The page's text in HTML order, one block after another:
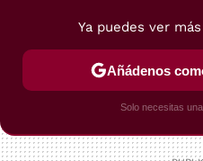
POSTRES VIAJES
Ya puedes ver
Añádenos
Solo necesitas